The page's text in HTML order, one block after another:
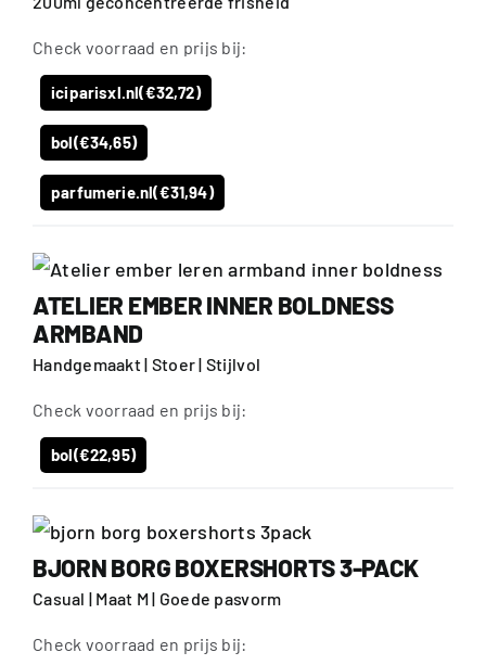
Check voorraad en prijs bij:
iciparisxl.nl(€32,72)
bol(€34,65)
parfumerie.nl(€31,94)
ATELIER EMBER INNER BOLDNESS
ARMBAND
Handgemaakt | Stoer | Stijlvol
Check voorraad en prijs bij:
bol(€22,95)
BJORN BORG BOXERSHORTS 3-PACK
Casual | Maat M | Goede pasvorm
Check voorraad en prijs bij: